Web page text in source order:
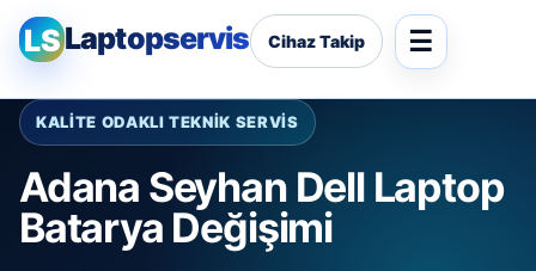
LSLaptopservis Cihaz Takip
KALİTE ODAKLI TEKNİK SERVİS
Adana Seyhan Dell Laptop
Batarya Değişimi